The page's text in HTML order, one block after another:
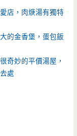
店，肉焿湯有獨特
的金香堡，蛋包飯
奇妙的平價湯屋，
處